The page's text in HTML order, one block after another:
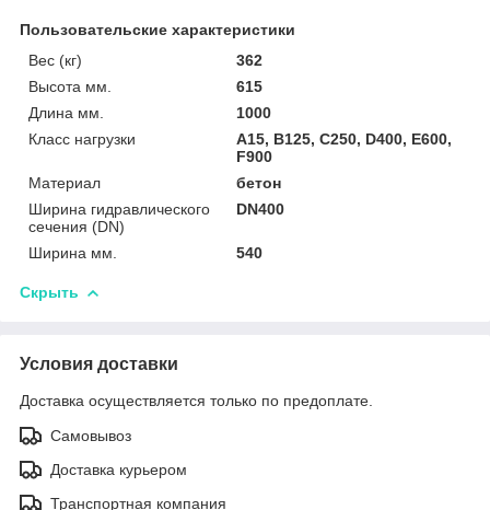
Пользовательские характеристики
Вес (кг)
362
Высота мм.
615
Длина мм.
1000
Класс нагрузки
A15, B125, C250, D400, E600,
F900
Материал
бетон
Ширина гидравлического
сечения (DN)
DN400
Ширина мм. 540
Скрыть
Условия доставки
Доставка осуществляется только по предоплате.
Самовывоз
Доставка курьером
Транспортная компания